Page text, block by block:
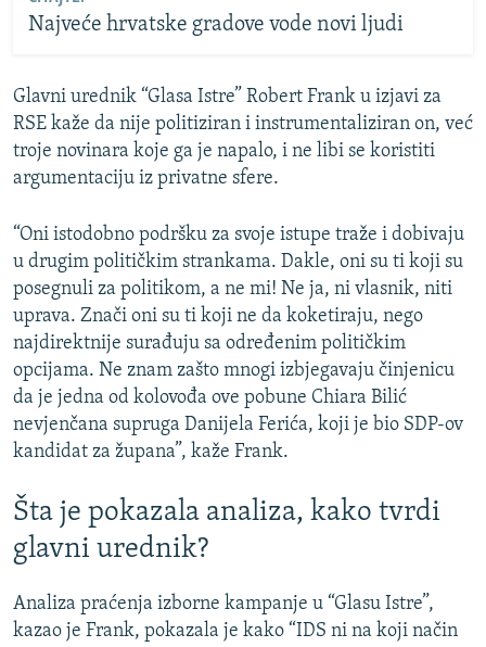
Najveće hrvatske gradove vode novi ljudi
Glavni urednik “Glasa Istre” Robert Frank u izjavi za
RSE kaže da nije politiziran i instrumentaliziran on, već
troje novinara koje ga je napalo, i ne libi se koristiti
argumentaciju iz privatne sfere.
“Oni istodobno podršku za svoje istupe traže i dobivaju
u drugim političkim strankama. Dakle, oni su ti koji su
posegnuli za politikom, a ne mi! Ne ja, ni vlasnik, niti
uprava. Znači oni su ti koji ne da koketiraju, nego
najdirektnije surađuju sa određenim političkim
opcijama. Ne znam zašto mnogi izbjegavaju činjenicu
da je jedna od kolovođa ove pobune Chiara Bilić
nevjenčana supruga Danijela Ferića, koji je bio SDP-ov
kandidat za župana”, kaže Frank.
Šta je pokazala analiza, kako tvrdi
glavni urednik?
Analiza praćenja izborne kampanje u “Glasu Istre”,
kazao je Frank, pokazala je kako “IDS ni na koji način